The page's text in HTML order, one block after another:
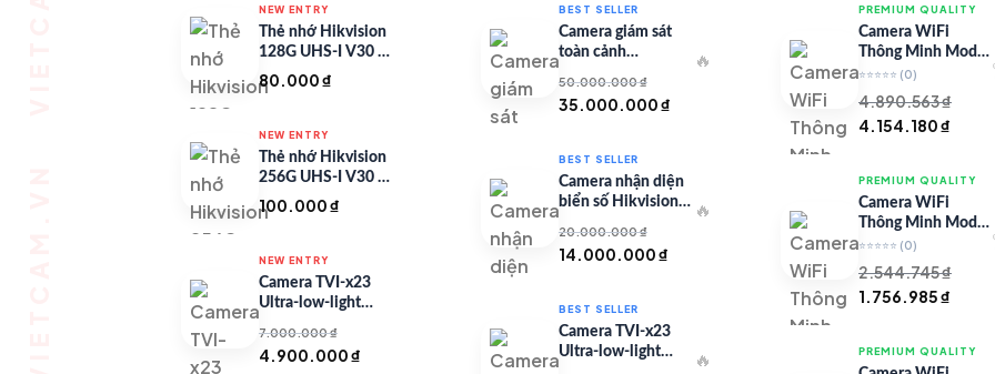
NEW ENTRY
Thẻ nhớ Hikvision
128G UHS-I V30 –
HS-TF-C1/128G
80.000₫
NEW ENTRY
Thẻ nhớ Hikvision
256G UHS-I V30 –
HS-TF-C1/256G
100.000₫
NEW ENTRY
Camera TVI-x23
Ultra-low-light
7.000.000₫
Giá
4.900.000₫
BEST SELLER
Camera giám sát
toàn cảnh
8SHC25MXS-DLW
50.000.000₫
Giá
là:
50.000.000 ₫.
35.000.000₫
là:
35.000.000 ₫.
🔥
BEST SELLER
Camera nhận diện
biển số Hikvision
20.000.000₫
Giá
là:
20.000.000 ₫.
14.000.000₫
là:
14.000.000 ₫.
🔥
BEST SELLER
Camera TVI-x23
Ultra-low-light
🔥
PREMIUM QUALITY
Camera WiFi
Thông Minh Model
67 – Full HD
⭐⭐⭐⭐⭐ (0)
4.890.563₫
Giá
là:
4.890.563 ₫.
4.154.180₫
tại
PREMIUM QUALITY
Camera WiFi
Thông Minh Model
99 – Full HD
⭐⭐⭐⭐⭐ (0)
2.544.745₫
Giá
là:
2.544.745 ₫.
1.756.985₫
tại
PREMIUM QUALITY